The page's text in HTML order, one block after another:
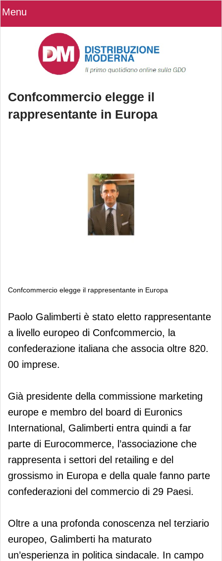
Menu
Confcommercio elegge il
rappresentante in Europa
Confcommercio elegge il rappresentante in Europa
Confcommercio elegge il
rappresentante in Europa
Paolo Galimberti è stato eletto rappresentante
a livello europeo di Confcommercio, la
confederazione italiana che associa oltre 820.
00 imprese.
Già presidente della commissione marketing
europe e membro del board di Euronics
International, Galimberti entra quindi a far
parte di Eurocommerce, l’associazione che
rappresenta i settori del retailing e del
grossismo in Europa e della quale fanno parte
confederazioni del commercio di 29 Paesi.
Oltre a una profonda conoscenza nel terziario
europeo, Galimberti ha maturato
un’esperienza in politica sindacale. In campo